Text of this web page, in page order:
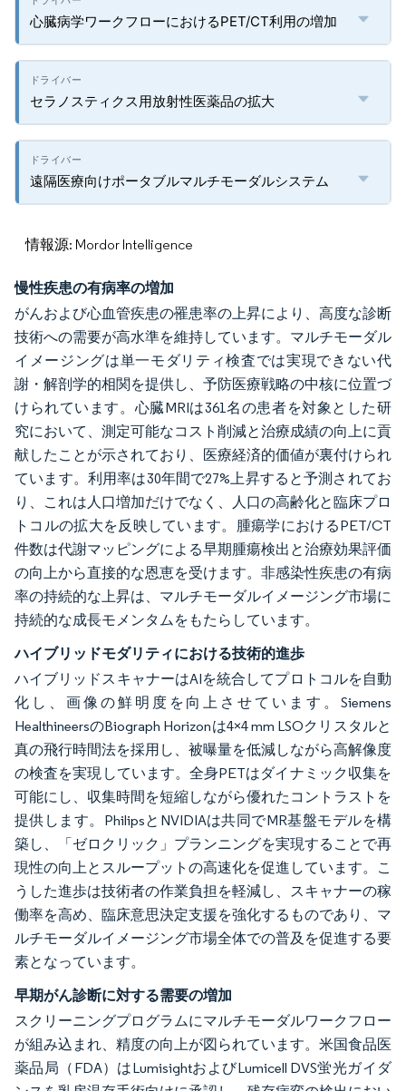
心臓病学ワークフローにおけるPET/CT利用の増加
セラノスティクス用放射性医薬品の拡大
遠隔医療向けポータブルマルチモーダルシステム
情報源: Mordor Intelligence
慢性疾患の有病率の増加
がんおよび心血管疾患の罹患率の上昇により、高度な診断
技術への需要が高水準を維持しています。マルチモーダル
イメージングは単一モダリティ検査では実現できない代
謝・解剖学的相関を提供し、予防医療戦略の中核に位置づ
けられています。心臓MRIは361名の患者を対象とした研
究において、測定可能なコスト削減と治療成績の向上に貢
献したことが示されており、医療経済的価値が裏付けられ
ています。利用率は30年間で27%上昇すると予測されてお
り、これは人口増加だけでなく、人口の高齢化と臨床プロ
トコルの拡大を反映しています。腫瘍学におけるPET/CT
件数は代謝マッピングによる早期腫瘍検出と治療効果評価
の向上から直接的な恩恵を受けます。非感染性疾患の有病
率の持続的な上昇は、マルチモーダルイメージング市場に
持続的な成長モメンタムをもたらしています。
ハイブリッドモダリティにおける技術的進歩
ハイブリッドスキャナーはAIを統合してプロトコルを自動
化し、画像の鮮明度を向上させています。Siemens
HealthineersのBiograph Horizonは4×4 mm LSOクリスタルと
真の飛行時間法を採用し、被曝量を低減しながら高解像度
の検査を実現しています。全身PETはダイナミック収集を
可能にし、収集時間を短縮しながら優れたコントラストを
提供します。PhilipsとNVIDIAは共同でMR基盤モデルを構
築し、「ゼロクリック」プランニングを実現することで再
現性の向上とスループットの高速化を促進しています。こ
うした進歩は技術者の作業負担を軽減し、スキャナーの稼
働率を高め、臨床意思決定支援を強化するものであり、マ
ルチモーダルイメージング市場全体での普及を促進する要
素となっています。
早期がん診断に対する需要の増加
スクリーニングプログラムにマルチモーダルワークフロー
が組み込まれ、精度の向上が図られています。米国食品医
薬品局（FDA）はLumisightおよびLumicell DVS蛍光ガイダ